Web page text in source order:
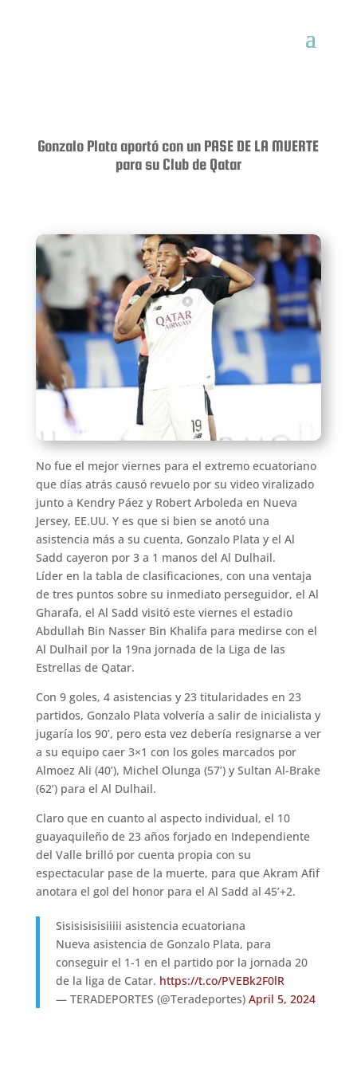
Gonzalo Plata aportó con un PASE DE LA MUERTE
para su Club de Qatar
No fue el mejor viernes para el extremo ecuatoriano
que días atrás causó revuelo por su video viralizado
junto a Kendry Páez y Robert Arboleda en Nueva
Jersey, EE.UU. Y es que si bien se anotó una
asistencia más a su cuenta, Gonzalo Plata y el Al
Sadd cayeron por 3 a 1 manos del Al Dulhail.
Líder en la tabla de clasificaciones, con una ventaja
de tres puntos sobre su inmediato perseguidor, el Al
Gharafa, el Al Sadd visitó este viernes el estadio
Abdullah Bin Nasser Bin Khalifa para medirse con el
Al Dulhail por la 19na jornada de la Liga de las
Estrellas de Qatar.
Con 9 goles, 4 asistencias y 23 titularidades en 23
partidos, Gonzalo Plata volvería a salir de inicialista y
jugaría los 90’, pero esta vez debería resignarse a ver
a su equipo caer 3×1 con los goles marcados por
Almoez Ali (40’), Michel Olunga (57’) y Sultan Al-Brake
(62’) para el Al Dulhail.
Claro que en cuanto al aspecto individual, el 10
guayaquileño de 23 años forjado en Independiente
del Valle brilló por cuenta propia con su
espectacular pase de la muerte, para que Akram Afif
anotara el gol del honor para el Al Sadd al 45’+2.
Sisisisisisiiiii asistencia ecuatoriana
Nueva asistencia de Gonzalo Plata, para
conseguir el 1-1 en el partido por la jornada 20
de la liga de Catar. https://t.co/PVEBk2F0lR
— TERADEPORTES (@Teradeportes) April 5, 2024